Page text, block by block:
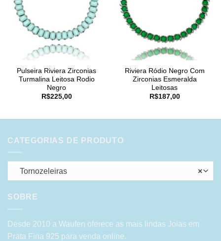
Pulseira Riviera Zirconias
Turmalina Leitosa Rodio
Negro
R$225,00
Riviera Ródio Negro Com
Zirconias Esmeralda
Leitosas
R$187,00
CATEGORIAS DE PRODUTO
×
Tornozeleiras
SOBRE
Desde 2010 a Waufen oferece as mais lindas Joias em
Prata Fina 925 para venda online.